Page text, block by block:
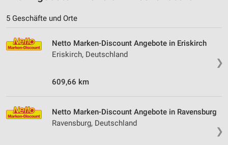
5 Geschäfte und Orte
❯
Netto Marken-Discount Angebote in Eriskirch
Eriskirch, Deutschland
609,66 km
❯
Netto Marken-Discount Angebote in Ravensburg
Ravensburg, Deutschland